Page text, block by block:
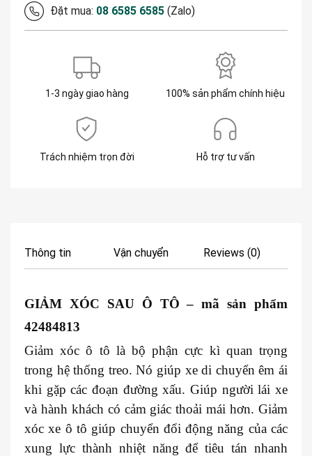
Đặt mua: 08 6585 6585 (Zalo)
1-3 ngày giao hàng 100% sản phẩm chính hiệu
Trách nhiệm trọn đời Hỗ trợ tư vấn
Thông tin Vận chuyển Reviews (0)
GIẢM XÓC SAU Ô TÔ– mã sản phẩm
42484813
Giảm xóc ô tô là bộ phận cực kì quan trọng
trong hệ thống treo. Nó giúp xe di chuyển êm ái
khi gặp các đoạn đường xấu. Giúp người lái xe
và hành khách có cảm giác thoải mái hơn. Giảm
xóc xe ô tô giúp chuyển đổi động năng của các
xung lực thành nhiệt năng để tiêu tán nhanh